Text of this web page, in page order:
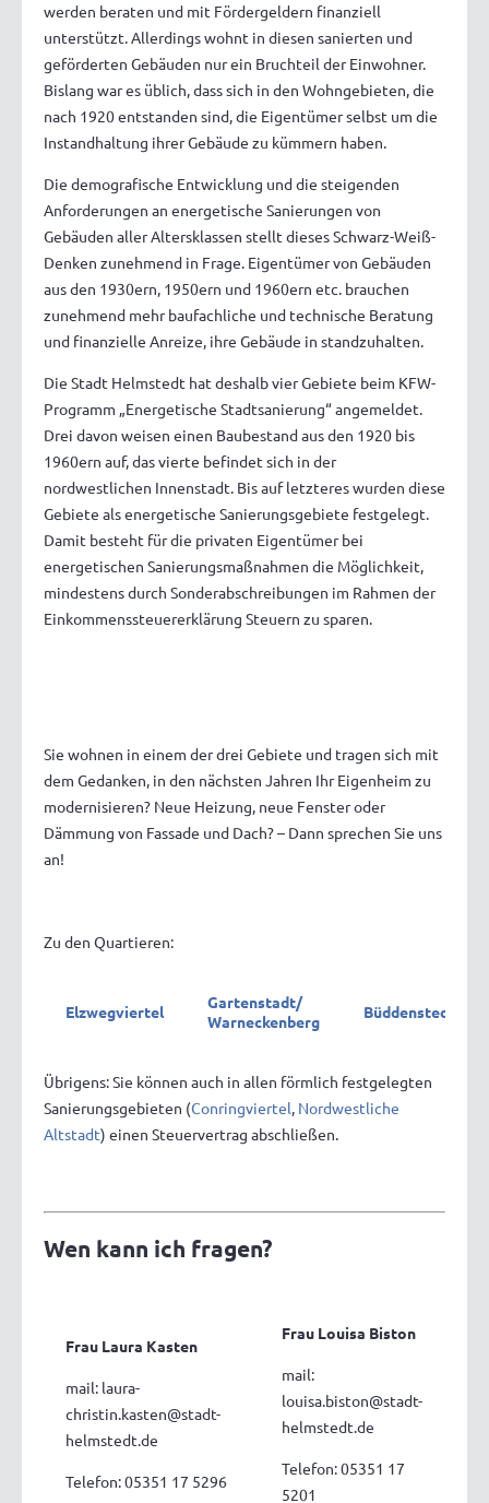
werden beraten und mit Fördergeldern finanziell
unterstützt. Allerdings wohnt in diesen sanierten und
geförderten Gebäuden nur ein Bruchteil der Einwohner.
Bislang war es üblich, dass sich in den Wohngebieten, die
nach 1920 entstanden sind, die Eigentümer selbst um die
Instandhaltung ihrer Gebäude zu kümmern haben.
Die demografische Entwicklung und die steigenden
Anforderungen an energetische Sanierungen von
Gebäuden aller Altersklassen stellt dieses Schwarz-Weiß-
Denken zunehmend in Frage. Eigentümer von Gebäuden
aus den 1930ern, 1950ern und 1960ern etc. brauchen
zunehmend mehr baufachliche und technische Beratung
und finanzielle Anreize, ihre Gebäude in standzuhalten.
Die Stadt Helmstedt hat deshalb vier Gebiete beim KFW-
Programm „Energetische Stadtsanierung“ angemeldet.
Drei davon weisen einen Baubestand aus den 1920 bis
1960ern auf, das vierte befindet sich in der
nordwestlichen Innenstadt. Bis auf letzteres wurden diese
Gebiete als energetische Sanierungsgebiete festgelegt.
Damit besteht für die privaten Eigentümer bei
energetischen Sanierungsmaßnahmen die Möglichkeit,
mindestens durch Sonderabschreibungen im Rahmen der
Einkommenssteuererklärung Steuern zu sparen.
Sie wohnen in einem der drei Gebiete und tragen sich mit
dem Gedanken, in den nächsten Jahren Ihr Eigenheim zu
modernisieren? Neue Heizung, neue Fenster oder
Dämmung von Fassade und Dach? – Dann sprechen Sie uns
an!
Zu den Quartieren:
Elzwegviertel
Gartenstadt/
Warneckenberg
Büddenstedt
Übrigens: Sie können auch in allen förmlich festgelegten
Sanierungsgebieten (Conringviertel, Nordwestliche
Altstadt) einen Steuervertrag abschließen.
Wen kann ich fragen?
Frau Laura Kasten
mail: laura-
christin.kasten@stadt-
helmstedt.de
Telefon: 05351 17 5296
Frau Louisa Biston
mail:
louisa.biston@stadt-
helmstedt.de
Telefon: 05351 17
5201